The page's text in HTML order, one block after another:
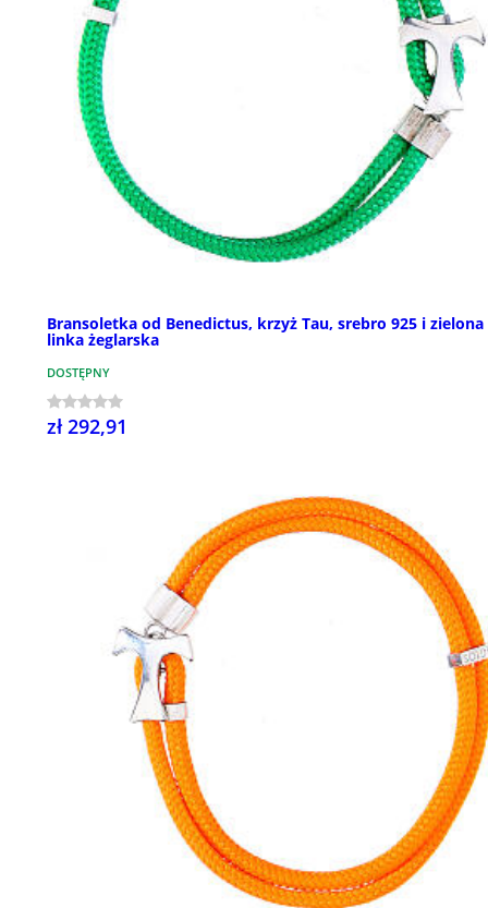
Bransoletka od Benedictus, krzyż Tau, srebro 925 i zielona
linka żeglarska
DOSTĘPNY
zł 292,91